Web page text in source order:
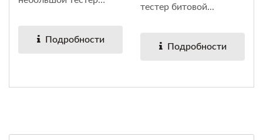
Подробности
тестер битовой...
Подробности